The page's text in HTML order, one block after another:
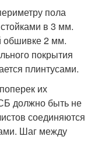
пола
в 3 мм.
обшивке 2 мм.
покрытия
плинтусами.
их
должно быть не
соединяются
Шаг между